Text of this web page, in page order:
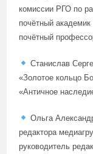
комиссии РГО по
почётный
почётный
Станислав
«Золотое кольцо
«Античное
Ольга
редактора
руководитель